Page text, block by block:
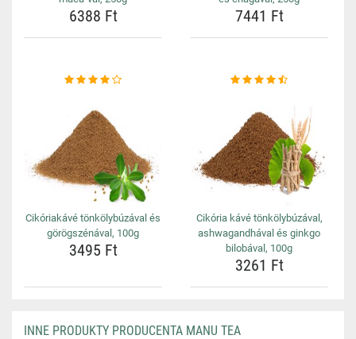
6388 Ft 7441 Ft
Cikóriakávé tönkölybúzával és
görögszénával, 100g
3495 Ft
Cikória kávé tönkölybúzával,
ashwagandhával és ginkgo
bilobával, 100g
3261 Ft
INNE PRODUKTY PRODUCENTA MANU TEA